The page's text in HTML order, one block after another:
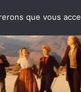
que vous